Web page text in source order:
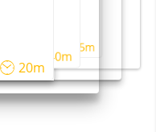
20m
40m
55m